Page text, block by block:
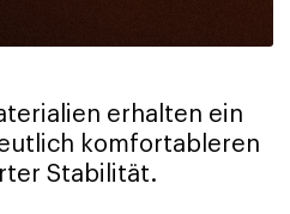
erhalten ein
komfortableren
Stabilität.